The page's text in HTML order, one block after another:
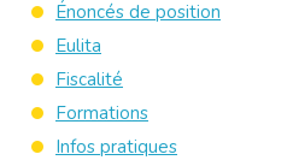
Énoncés de position
Eulita
Fiscalité
Formations
Infos pratiques